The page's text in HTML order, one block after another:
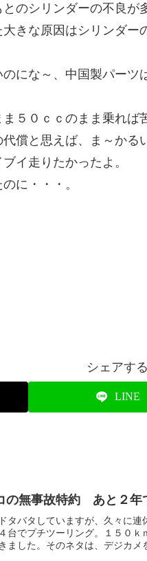
のシリンダーの不良が
きな原因はシリンダー
にな～、中国製パーツ
５０ｃｃのまま乗れば
償と思えば、ま～かる
イ走りたかったよ。
に・・・。
シェアする
LINE
の無事故特約 あと２年
タバタしていますが、久々に
台でプチツーリング。１５０
ました。そのネタは、デジカメ